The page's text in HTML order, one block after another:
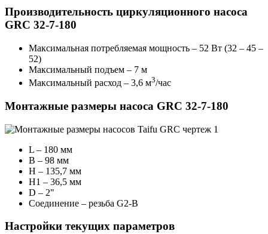
Производительность циркуляционного насоса
GRC 32-7-180
Максимальная потребляемая мощность – 52 Вт (32 – 45 –
52)
Максимальный подъем – 7 м
Максимальный расход – 3,6 м3/час
Монтажные размеры насоса GRC 32-7-180
L – 180 мм
B – 98 мм
H – 135,7 мм
H1 – 36,5 мм
D – 2"
Соединение – резьба G2-B
Настройки текущих параметров